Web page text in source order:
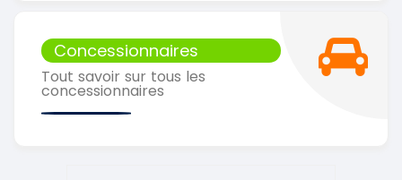
Concessionnaires
Tout savoir sur tous les
concessionnaires